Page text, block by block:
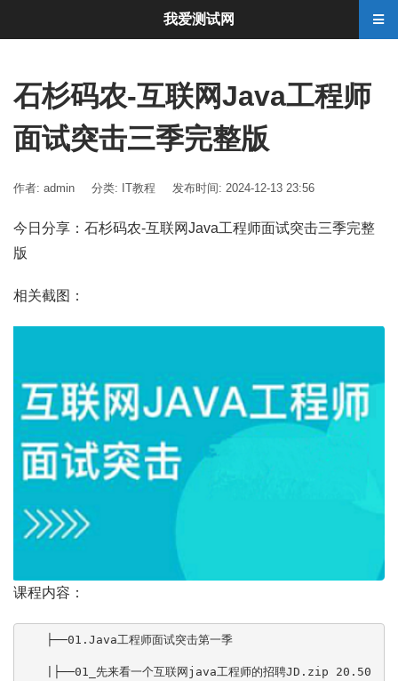
石杉码农-互联网Java工程师
面试突击三季完整版
作者: admin 分类: IT教程 发布时间: 2024-12-13 23:56
今日分享：石杉码农-互联网Java工程师面试突击三季完整
版
相关截图：
课程内容：
├──01.Java工程师面试突击第一季

　　|├──01_先来看一个互联网java工程师的招聘JD.zip 20.50M

　　|├──02_互联网Java工程师面试突击训练课程第一季的内容说明.zip 10.19M

　　|├──03_关于互联网Java工程师面试突击训练课程的几点说明.zip 28.30M

　　|├──04_体验一下面试官对于消息队列的7个连环炮.zip 34.18M

　　|├──05_知其然而知其所以然：如何进行消息队列的技术选型？.zip 275.30M

　　|├──06_引入消息队列之后该如何保证其高可用性？.zip 100.94M

　　|├──07_我的天！我为什么在消息队列里消费到了重复的数据？.zip 50.68M

　　|├──08_啥？我发到消息队列里面的数据怎么不见了？.zip 115.41M

　　|├──09_我该怎么保证从消息队列里拿到的数据按顺序执行？.zip 61.47M

　　|├──10_完了！生产事故！几百万消息在消息队列里积压了几个小时！.zip 48.31M

　　|├──11_如果让你来开发一个消息队列中间件，你会怎么设计架构？.zip 11.56M

　　|├──12_总结一下消息队列相关问题的面试技巧.zip 9.86M

　　|├──13_体验一下面试官对于分布式搜索引擎的4个连环炮.zip 34.43M

　　|├──14_分布式搜索引擎的架构是怎么设计的？为啥是分布式的？.zip 60.16M

　　|├──15_分布式搜索引擎写入和查询的工作流程是什么样的？.zip 147.71M

　　|├──16_分布式搜索引擎在几十亿数据量级的场景下如何优化查询性能？.zip 120.68M

　　|├──17_你们公司生产环境的分布式搜索引擎是怎么部署的呢？.zip 11.05M

　　|├──18_总结一下分布式搜索引擎相关问题的面试技巧.zip 15.89M

　　|├──19_先平易近人的随口问你一句分布式缓存的第一个问题.zip 45.44M

　　|├──20_来聊聊redis的线程模型吧？为啥单线程还能有很高的效率？.zip 110.87M

　　|├──21_redis都有哪些数据类型？分别在哪些场景下使用比较合适呢？.zip 27.46M

　　|├──22_redis的过期策略能介绍一下？要不你再手写一个LRU？.zip 60.53M

　　|├──23_怎么保证redis是高并发以及高可用的？.zip 360.86M

　　|├──24_怎么保证redis挂掉之后再重启数据可以进行恢复？.zip 199.02M

　　|├──25_你能聊聊redis cluster集群模式的原理吗？.zip 162.41M

　　|├──26_你能说说我们一般如何应对缓存雪崩以及穿透问题吗？.zip 65.51M

　　|├──27_如何保证缓存与数据库双写时的数据一致性？.zip 128.36M

　　|├──28_你能说说redis的并发竞争问题该如何解决吗？.zip 36.13M

　　|├──29_你们公司生产环境的redis集群的部署架构是什么样的？.zip 18.79M

　　|├──30_分布式缓存相关面试题的回答技巧总结.zip 9.14M

　　|├──31_体验一下面试官可能会对分布式系统发起的一串连环炮.zip 60.54M

　　|├──32_为什么要把系统拆分成分布式的？为啥要用dubbo？.zip 77.34M

　　|├──33_dubbo的工作原理是啥？注册中心挂了可以继续通信吗？.zip 81.96M

　　|├──34_dubbo都支持哪些通信协议以及序列化协议？.zip 43.06M

　　|├──35_dubbo支持哪些负载均衡、高可用以及动态代理的策略？.zip 56.69M

　　|├──36_SPI是啥思想？dubbo的SPI机制是怎么玩儿的？.zip 73.43M

　　|├──37_基于dubbo如何做服务治理、服务降级以及重试？.zip 47.48M

　　|├──38_分布式系统中接口的幂等性该如何保证？比如不能重复扣款？.zip 41.05M

　　|├──39_分布式系统中的接口调用如何保证顺序性？.zip 37.21M

　　|├──40_如何设计一个类似dubbo的rpc框架？架构上该如何考虑？.zip 12.54M

　　|├──41_说说zookeeper一般都有哪些使用场景？.zip 72.31M

　　|├──42_分布式锁是啥？对比下redis和zk两种分布式锁的优劣？.zip 166.88M

　　|├──43_说说你们的分布式session方案是啥？怎么做的？.zip 44.79M

　　|├──44_了解分布式事务方案吗？你们都咋做的？有啥坑？.zip 176.85M

　　|├──45_说说一般如何设计一个高并发的系统架构？.zip 90.04M

　　|├──46_体验一下面试官对于分库分表这个事儿的一个连环炮.zip 8.86M

　　|├──47_来来来！咱们聊一下你们公司是怎么玩儿分库分表的？.zip 153.25M

　　|├──48_你们当时是如何把系统不停机迁移到分库分表的？.zip 60.26M

　　|├──49_好啊！那如何设计可以动态扩容缩容的分库分表方案？.zip 110.28M

　　|├──50_一个关键的问题！分库分表之后全局id咋生成？.zip 91.21M

　　|├──51_说说MySQL读写分离的原理？主从同步延时咋解决？.zip 145.75M

　　|└──52_如何设计高可用系统架构？限流？熔断？降级？什么鬼！.zip 999.12M

　　├──02.互联网Java工程师面试突击（第二季）

　　|├──01_1、互联网大厂面试要求：技术广度、技术深度、系统设计以及项目经验（上）.mp4 47.36M

　　|├──01_2、互联网大厂面试要求：技术广度、技术深度、系统设计以及项目经验（中）.mp4 62.63M

　　|├──01_3、互联网大厂面试要求：技术广度、技术深度、系统设计以及项目经验（下）.mp4 59.97M

　　|├──02、Java工程师面试突击第一季总结：你离一次成功的面试还差多少？.mp4 48.86M

　　|├──03、《21天互联网Java进阶面试训练营》的课程说明.mp4 42.07M

　　|├──04、作业：系统分析一下，自己距离大厂offer差在哪里？.mp4 21.19M

　　|├──05、感受一下BAT面试官对分布式技术的十几个面试连环炮！.mp4 59.71M

　　|├──06_01、你们公司用的Dubbo？那你再额外说说Spring Cloud的核心架构原理？（上）.mp4 38.24M

　　|├──06_02、你们公司用的Dubbo？那你再额外说说Spring Cloud的核心架构原理？（中）.mp4 58.61M

　　|├──06_03、你们公司用的Dubbo？那你再额外说说Spring Cloud的核心架构原理？（下）.mp4 35.27M

　　|├──07、基于Dubbo和Spring Cloud分别搭建一个电商系统来快速体验一下！.mp4 37.28M

　　|├──08、作业：你们的系统使用了哪种服务框架？为什么要这样技术选型？.mp4 11.22M

　　|├──09_01、看过Dubbo源码吗？说说Dubbo的底层架构原理？（上）.mp4 70.40M

　　|├──09_02、看过Dubbo源码吗？说说Dubbo的底层架构原理？（中）.mp4 76.38M

　　|├──09_03、看过Dubbo源码吗？说说Dubbo的底层架构原理？（下）.mp4 28.58M

　　|├──10、咱们来聊点深入的，说说Dubbo底层的网络通信机制原理！.mp4 53.41M

　　|├──11、Dubbo框架从架构设计角度，是怎么保证极高的可扩展性的？.mp4 41.07M

　　|├──12、作业：自己独立画出Dubbo的底层架构原理图.mp4 10.22M

　　|├──13、如果让你设计一个RPC框架，网络通信、代理机制、负载均衡等该如何设计？.mp4 59.42M

　　|├──14_01、平时除了使用外，有研究过Spring Cloud的底层架构原理么？（上）.mp4 65.20M

　　|├──14_02、平时除了使用外，有研究过Spring Cloud的底层架构原理么？（下）.mp4 22.03M

　　|├──15、从底层实现原理的角度，对比一下Dubbo和Spring Cloud的优劣！.mp4 28.58M

　　|├──16、作业：自己独立画出Spring Cloud的架构原理图，RPC框架架构设计图！.mp4 5.19M

　　|├──17_01、面试官：你们的服务注册中心进行过选型调研吗？对比一下各种服务注册中心！（01）.mp4 44.22M

　　|├──17_02、面试官：你们的服务注册中心进行过选型调研吗？对比一下各种服务注册中心！（02）.mp4 26.92M

　　|├──17_03、面试官：你们的服务注册中心进行过选型调研吗？对比一下各种服务注册中心（03）.mp4 41.37M

　　|├──18、画图阐述一下你们的服务注册中心部署架构，生产环境下怎么保证高可用？.mp4 9.97M

　　|├──19、你们系统遇到过服务发现过慢的问题吗？怎么优化和解决的？.mp4 30.67M

　　|├──20、作业：说一下自己公司的服务注册中心怎么技术选型的？生产环境中应该怎么优化？.mp4 18.63M

　　|├──21、你们对网关的技术选型是怎么考虑的？能对比一下各种网关技术的优劣吗？.mp4 64.13M

　　|├──22、说说生产环境下，你们是怎么实现网关对服务的动态路由的？.mp4 44.47M

　　|├──23、如果网关需要抗每秒10万的高并发访问，你应该怎么对网关进行生产优化？.mp4 24.85M

　　|├──24、作业：你们公司的网关是怎么技术选型的，假设有高并发场景怎么优化？.mp4 7.27M

　　|├──25、如果需要部署上万服务实例，现有的服务注册中心能否抗住？如何优化？.mp4 38.85M

　　|├──26、你们是如何基于网关实现灰度发布的？说说你们的灰度发布方案？.mp4 63.76M

　　|├──27、说说你们一个服务从开发到上线，服务注册、网关路由、服务调用的流程！.mp4 9.91M

　　|├──28、作业：看看你们公司的服务注册中心能否支撑上万服务实例的大规模场景？.mp4 6.44M

　　|├──29、画一下你们系统的整体架构图，说说各个服务在生产环境怎么部署的？.mp4 69.88M

　　|├──30、你们系统每天有多大访问量？每个服务高峰QPS多少？压测过服务最大QPS吗？.mp4 36.48M

　　|├──31、如果系统访问量比现在增加10倍，你们考虑过系统的扩容方案吗？.mp4 17.18M

　　|├──32、作业：独立画出自己系统的生产部署架构图，梳理系统和服务的QPS以及扩容方案.mp4 4.22M

　　|├──33_01、你们生产环境的服务是怎么配置超时和重试参数的？为什么要这样配置？（01）.mp4 100.54M

　　|├──33_02、你们生产环境的服务是怎么配置超时和重试参数的？为什么要这样配置？（02）.mp4 50.11M

　　|├──33_03、你们生产环境的服务是怎么配置超时和重试参数的？为什么要这样配置？（03）.mp4 33.81M

　　|├──34、如果出现服务请求重试，会不会出现类似重复下单的问题？.mp4 11.64M

　　|├──35、对于核心接口的防重幂等性，你们是怎么设计的？怎么防止重复下单问题？.mp4 73.91M

　　|├──36、作业：看看自己系统的核心接口有没有设计幂等性方案？如果没有，应该怎么设计？.mp4 17.14M

　　|├──37、画一下你们电商系统的核心交易链路图，说说分布式架构下存在什么问题？.mp4 51.62M

　　|├──38、针对电商核心交易链路，你们是怎么设计分布式事务技术方案的？.mp4 55.58M

　　|├──39、对于TCC事务、最终一致性事务的技术选型，你们是怎么做的？如何调研的？.mp4 20.71M

　　|├──40、作业：你们公司的核心链路是否有事务问题？分布式事务方案怎么调研选型？.mp4 7.01M

　　|├──41、在搭建好的电商系统里，落地开发对交易链路的TCC分布式事务方案.mp4 57.97M

　　|├──42、你能说说一个TCC分布式事务框架的核心架构原理吗？.mp4 47.69M

　　|├──43、现有的TCC事务方案的性能瓶颈在哪里？能支撑高并发交易场景吗？如何优化？.mp4 24.47M

　　|├──44、作业：如果对自己的系统核心链路落地TCC事务，应该如何落地实现？.mp4 6.09M

　　|├──45_01、你了解RocketMQ对分布式事务支持的底层实现原理吗？（01）.mp4 46.87M

　　|├──45_02、你了解RocketMQ对分布式事务支持的底层实现原理吗？（02）.mp4 47.38M

　　|├──46、在搭建好的电商系统里，如何基于RocketMQ最终一致性事务进行落地开发？.mp4 20.38M

　　|├──47、如果公司没有RocketMQ中间件，那你们如何实现最终一致性事务？.mp4 11.69M

　　|├──48、作业：如果对自己的系统落地最终一致性事务，如何落地实现？.mp4 6.71M

　　|├──49、你们生产系统中有哪个业务场景是需要用分布式锁的？为什么要使用？.mp4 30.16M

　　|├──50、你们是用哪个开源框架实现的Redis分布式锁？能说说其核心原理么？.mp4 48.01M

　　|├──51、如果Redis是集群部署的，那么集群故障时分布式锁还有效么？.mp4 17.75M

　　|├──52、作业：自己梳理出来Redis分布式锁的生产问题解决方案！.mp4 2.91M

　　|├──53、如果要实现ZooKeeper分布式锁，一般用哪个开源框架？核心原理是什么？.mp4 48.55M

　　|├──54、对于ZooKeeper的羊群效应，分布式锁实现应该如何优化？.mp4 20.62M

　　|├──55、如果遇到ZooKeeper脑裂问题，分布式锁应该如何保证健壮性？.mp4 15.32M

　　|├──56、作业：自己梳理出来ZooKeeper分布式锁的生产问题解决方案！.mp4 7.95M

　　|├──57、在搭建好的电商系统中，落地开发分布式锁保证库存数据准确的方案.mp4 2.91M

　　|├──58、你们的分布式锁做过高并发优化吗？能抗下每秒上万并发吗？.mp4 23.29M

　　|├──59、淘宝和京东的库存是怎么实现的？能不能不用分布式锁实现高并发库存更新？.mp4 10.18M

　　|├──60、作业：自己系统的分布式锁在高并发场景下应该如何优化？.mp4 3.67M

　　|├──61、互联网Java工程师面试突击前两季总结以及下一季的规划展望.mp4 47.60M

　　|└──课堂笔记地址.txt 0.07kb

　　└──03.互联网Java工程师面试突击（第三季）

　　|├──1-20

　　||├──01、先一起来看看阿里、美团、滴滴、京东等一线大厂的面试真题.mp4 30.25M

　　||├──02、面试突击第一季、第二季以及第三季各自的侧重点是什么？.mp4 51.10M

　　||├──03、来看几个并发、JVM和MySQL的面试连环炮.mp4 29.92M

　　||├──04、学习完三季面试突击课程之后，你能拿下什么样的Offer？.mp4 27.15M

　　||├──05、除了学习面试突击课程之外，为了面试你还应该做哪些准备呢？.mp4 22.62M

　　||├──06、为什么在Java面试中一定会深入考察HashMap？.avi 14.24M

　　||├──07、你知道HashMap底层的数据结构是什么吗？.mp4 15.14M

　　||├──08、JDK_1.8中对hash算法和寻址算法是如何优化的？.mp4 53.82M

　　||├──09、你知道HashMap是如何解决hash碰撞问题的吗？.mp4 14.00M

　　||├──10、说说HashMap是如何进行扩容的可以吗？.avi 58.60M

　　||├──11、BAT面试官为什么都喜欢问并发编程的问题？.avi 16.69M

　　||├──12、说说synchronized关键字的底层原理是什么？.avi 57.27M

　　||├──13、能聊聊你对CAS的理解以及其底层实现原理可以吗？.mp4 43.63M

　　||├──14、ConcurrentHashMap实现线程安全的底层原理到底是什么？.avi 52.51M

　　||├──15、你对JDK中的AQS理解吗？AQS的实现原理是什么？.avi 33.40M

　　||├──16、说说线程池的底层工作原理可以吗？.avi 38.73M

　　||├──17、那你再说说线程池的核心配置参数都是干什么的？平时我们应该怎么用？.avi 55.33M

　　||├──18、如果在线程中使用无界阻塞队列会发生什么问题？.avi 9.69M

　　||├──19、你知道如果线程池的队列满了之后，会发生什么事情吗？.avi 19.56M

　　||└──20、如果线上机器突然宕机，线程池的阻塞队列中的请求怎么办？.avi 11.19M

　　|├──131-151

　　||├──131、崩溃恢复时选举出来的Leader是如何跟其他Follower进行同步的？.mp4 46.51M

　　||├──132、对于需要丢弃的消息是如何在ZAB协议中进行处理的？.mp4 47.37M

　　||├──133、现在再来看看ZooKeeper的Observer节点是用来干什么的？.mp4 43.64M

　　||├──134、ZooKeeper为什么只能是小集群部署？为什么适合读多写少场景？.mp4 59.08M

　　||├──135、一清二楚：再次回头对ZooKeeper特性的总结.mp4 59.25M

　　||├──136、一个身经百战的互联网面试官的系统设计优化连环炮发问！.mp4 40.61M

　　||├──137、说说高并发场景下的数据库连接池应该如何进行优化？.mp4 67.61M

　　||├──138、如果压测的时候发现系统的TPS不达标，此时应该如何优化系统？.mp4 50.76M

　　||├──139、为什么有了HDFS之后，还需要HBase呢？.mp4 134.80M

　　||├──140、到底为什么把HBase叫做NoSQL数据库呢？.mp4 62.30M

　　||├──141、HBase作为一个NoSQL数据库，有哪些架构上的特点？（上）.mp4 94.77M

　　||├──142、HBase作为一个NoSQL数据库，有哪些架构上的特点？（下）.mp4 82.08M

　　||├──143、HBase作为NoSQL数据库，到底适用于哪些场景？.mp4 109.64M

　　||├──144、HBase的数据模型是什么样的？（上）.mp4 39.11M

　　||├──145、HBase的数据模型是什么样的？（下）.mp4 43.01M

　　||├──146、HBase的物理存储格式：为啥说他是列式存储？.mp4 51.43M

　　||├──147、假设让你来负责微信朋友圈这样的社交系统，应该如何设计？（上）.mp4 121.37M

　　||├──148、假设让你来负责微信朋友圈这样的社交系统，应该如何设计？（下）.mp4 100.45M

　　||├──149、微信朋友圈是如何对好友显示权限进行控制的？.mp4 134.49M

　　||├──150、如何设计高并发的朋友圈点赞系统架构？.mp4 57.09M

　　||├──151_ThreadLocal内存泄漏问题以及专栏最终总结.mp4 84.07M

　　||└──151、关于重复点赞问题以及点赞查看时效性的方案设计.mp4 43.34M

　　|├──21-40

　　||├──21、谈谈你对Java内存模型的理解可以吗？.mp4 38.84M

　　||├──22、你知道Java内存模型中的原子性、有序性、可见性是什么吗？.avi 55.08M

　　||├──23、能从Java底层角度聊聊volatile关键字的原理吗？.mp4 30.95M

　　||├──24、你知道指令重排以及happens-before原则是什么吗？.mp4 42.50M

　　||├──25、volatile底层是如何基于内存屏障保证可见性和有序性的？.avi 59.37M

　　||├──26、说说你对Spring的_IOC_机制的理解可以吗？.mp4 56.66M

　　||├──27、说说你对Spring的AOP机制的理解可以吗？.mp4 72.11M

　　||├──28、了解过cglib动态代理吗？他跟jdk动态代理的区别是什么.mp4 43.48M

　　||├──29、额外加餐：能说说Spring中的Bean是线程安全的吗.avi 58.69M

　　||├──30、Spring的事务实现原理是什么？能聊聊你对事务传播机制的理解吗？.mp4 51.04M

　　||├──31、额外加餐：能画一张图说说Spring_Boot的核心架构吗？.mp4 51.59M

　　||├──32、额外加餐：能画一张图说说Spring的核心架构吗？.avi 55.22M

　　||├──33、能说说Spring中都使用了哪些设计模式吗？.mp4 27.35M

　　||├──34、额外加餐：能画一张图说说Spring_Web_MVC的核心架构吗？.avi 54.19M

　　||├──35、额外加餐：能画一张图说说Spring_Cloud的核心架构吗？.mp4 28.77M

　　||├──36、JVM中有哪几块内存区域？Java_8之后对内存分代做了什么改进？.avi 52.22M

　　||├──37、你知道JVM是如何运行起来的吗？我们的对象是如何分配的？.mp4 28.91M

　　||├──38、说说JVM在哪些情况下会触发垃圾回收可以吗？.mp4 28.59M

　　||├──39、说说JVM的年轻代垃圾回收算法？对象什么时候转移到老年代？.mp4 30.58M

　　||└──40、说说老年代的垃圾回收算法？常用的垃圾回收器都有什么？.avi 55.08M

　　|├──41-60

　　||├──41、你们生产环境中的Tomat是如何设置JVM参数的？如何检查JVM运行情况？.mp4 34.29M

　　||├──42、你在实际项目中是否做过JVM_GC优化，怎么做的？.avi 58.04M

　　||├──43、你知道发生OOM之后，应该如何排查和处理线上系统的OOM问题？.mp4 26.20M

　　||├──44_你能聊聊TCPIP四层网络模型吗？OSI七层网络模型也说一下！(上).mp4 49.06M

　　||├──45_你能聊聊TCPIP四层网络模型吗？OSI七层网络模型也说一下！(中).mp4 54.79M

　　||├──46_你能聊聊TCPIP四层网络模型吗？OSI七层网络模型也说一下！(下).mp4 91.90M

　　||├──47、浏览器请求w
我爱测试网